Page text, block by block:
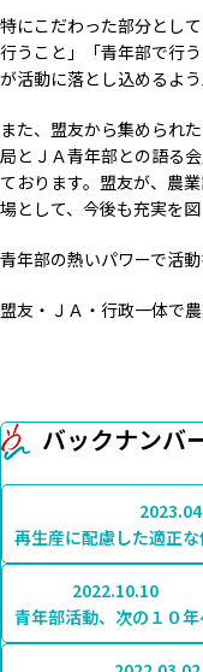
特にこだわった部分とし
行うこと」「青年部で行
が活動に落とし込めるよう
また、盟友から集められ
局とＪＡ青年部との語る
ております。盟友が、農
場として、今後も充実を図
青年部の熱いパワーで活
盟友・ＪＡ・行政一体で
バックナンバ
再生産に配慮した適正
2022.10.10
青年部活動、次の１０